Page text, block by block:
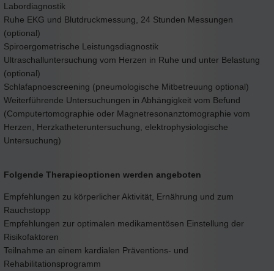
Labordiagnostik
Ruhe EKG und Blutdruckmessung, 24 Stunden Messungen
(optional)
Spiroergometrische Leistungsdiagnostik
Ultraschalluntersuchung vom Herzen in Ruhe und unter Belastung
(optional)
Schlafapnoescreening (pneumologische Mitbetreuung optional)
Weiterführende Untersuchungen in Abhängigkeit vom Befund
(Computertomographie oder Magnetresonanztomographie vom
Herzen, Herzkatheteruntersuchung, elektrophysiologische
Untersuchung)
Folgende Therapieoptionen werden angeboten
Empfehlungen zu körperlicher Aktivität, Ernährung und zum
Rauchstopp
Empfehlungen zur optimalen medikamentösen Einstellung der
Risikofaktoren
Teilnahme an einem kardialen Präventions- und
Rehabilitationsprogramm